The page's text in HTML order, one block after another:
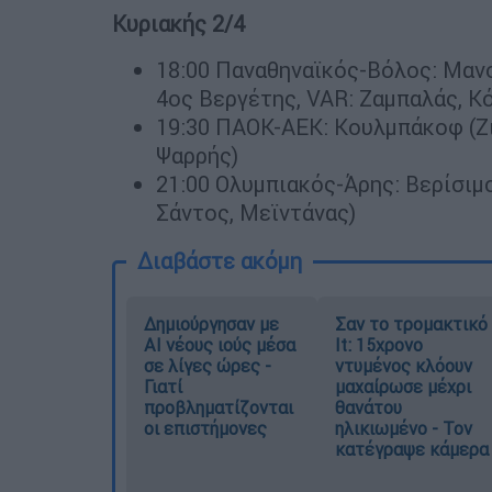
Κυριακής 2/4
18:00 Παναθηναϊκός-Βόλος:
4ος Βεργέτης, VAR: Ζαμπαλάς,
19:30 ΠΑΟΚ-ΑΕΚ: Κουλμπάκοφ
Ψαρρής)
21:00 Ολυμπιακός-Άρης:
Σάντος, Μεϊντάνας)
Διαβάστε ακόμη
Δημιούργησαν με
AI νέους ιούς μέσα
σε λίγες ώρες -
Γιατί
προβληματίζονται
οι επιστήμονες
Σαν το τρομακτικό
It: 15χρονο
ντυμένος κλόουν
μαχαίρωσε μέχρι
θανάτου
ηλικιωμένο - Τον
κατέγραψε κάμερα